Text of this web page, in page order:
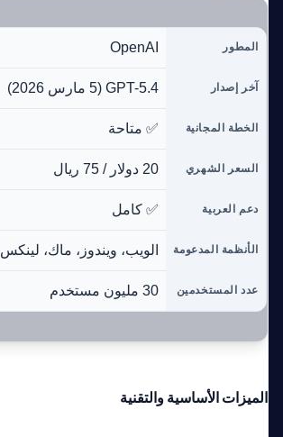
المطور OpenAI
آخر إصدار GPT-5.4 (5 مارس 2026)
الخطة المجانية ✅ متاحة
السعر الشهري 20 دولار / 75 ريال
دعم العربية ✅ كامل
الأنظمة المدعومة الويب، ويندوز، ماك، لينكس
عدد المستخدمين 30 مليون مستخدم
الميزات الأساسية والتقنية